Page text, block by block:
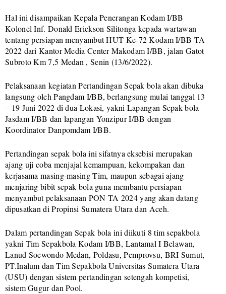
Hal ini disampaikan Kepala Penerangan Kodam I/BB
Kolonel Inf. Donald Erickson Silitonga kepada wartawan
tentang persiapan menyambut HUT Ke-72 Kodam I/BB TA
2022 dari Kantor Media Center Makodam I/BB, jalan Gatot
Subroto Km 7,5 Medan , Senin (13/6/2022).
Pelaksanaan kegiatan Pertandingan Sepak bola akan dibuka
langsung oleh Pangdam I/BB, berlangsung mulai tanggal 13
– 19 Juni 2022 di dua Lokasi, yakni Lapangan Sepak bola
Jasdam I/BB dan lapangan Yonzipur I/BB dengan
Koordinator Danpomdam I/BB.
Pertandingan sepak bola ini sifatnya eksebisi merupakan
ajang uji coba menjajal kemampuan, kekompakan dan
kerjasama masing-masing Tim, maupun sebagai ajang
menjaring bibit sepak bola guna membantu persiapan
menyambut pelaksanaan PON TA 2024 yang akan datang
dipusatkan di Propinsi Sumatera Utara dan Aceh.
Dalam pertandingan Sepak bola ini diikuti 8 tim sepakbola
yakni Tim Sepakbola Kodam I/BB, Lantamal I Belawan,
Lanud Soewondo Medan, Poldasu, Pemprovsu, BRI Sumut,
PT.Inalum dan Tim Sepakbola Universitas Sumatera Utara
(USU) dengan sistem pertandingan setengah kompetisi,
sistem Gugur dan Pool.